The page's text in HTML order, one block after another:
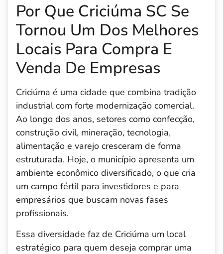
Por Que Criciúma SC Se
Tornou Um Dos Melhores
Locais Para Compra E
Venda De Empresas
Criciúma é uma cidade que combina tradição
industrial com forte modernização comercial.
Ao longo dos anos, setores como confecção,
construção civil, mineração, tecnologia,
alimentação e varejo cresceram de forma
estruturada. Hoje, o município apresenta um
ambiente econômico diversificado, o que cria
um campo fértil para investidores e para
empresários que buscam novas fases
profissionais.
Essa diversidade faz de Criciúma um local
estratégico para quem deseja comprar uma